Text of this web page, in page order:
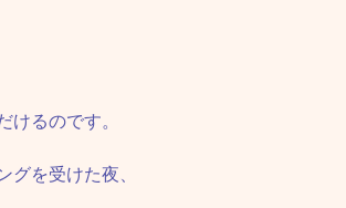
るのです。
を受けた夜、